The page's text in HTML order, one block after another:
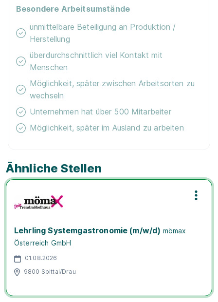
Ähnliche Stellen
Lehrling Systemgastronomie (m/w/d) mömax
Österreich GmbH
01.08.2026
9800 Spittal/Drau
Besondere Arbeitsumstände
unmittelbare Beteiligung an Produktion /
Herstellung
überdurchschnittlich viel Kontakt mit
Menschen
Möglichkeit, später zwischen Arbeitsorten zu
wechseln
Unternehmen hat über 500 Mitarbeiter
Möglichkeit, später im Ausland zu arbeiten